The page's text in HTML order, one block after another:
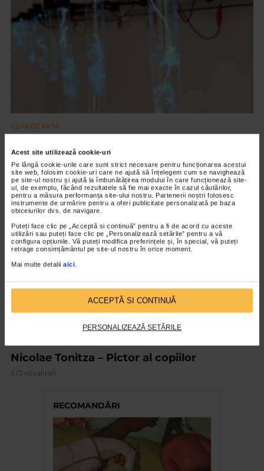
Acest site utilizează cookie-uri
Pe lângă cookie-urile care sunt strict necesare pentru funcționarea acestui
site web, folosim cookie-uri care ne ajută să înțelegem cum se navighează
pe site-ul nostru și ajută la îmbunătățirea modului în care funcționează site-
ul, de exemplu, făcând rezultatele să fie mai exacte în cazul căutărilor,
pentru a măsura performanța site-ului nostru. Partenerii noștri folosesc
instrumente de urmărire pentru a oferi publicitate personalizată pe baza
obiceiurilor dvs. de navigare.
Puteți face clic pe „Acceptă si continuă” pentru a fi de acord cu aceste
utilizări sau puteți face clic pe „Personalizează setările” pentru a vă
configura opțiunile. Vă puteți modifica preferințele și, în special, vă puteți
retrage consimțământul pe site-ul nostru în orice moment.
Mai multe detalii aici
ACCEPTĂ SI CONTINUĂ
PERSONALIZEAZĂ SETĂRILE
CLIPA DE ARTA
„Invisible Garden #2”
150 vizualizari
VIDEO
Nicolae Tonitza – Pictor al copiilor
175 vizualizari
RECOMANDĂRI